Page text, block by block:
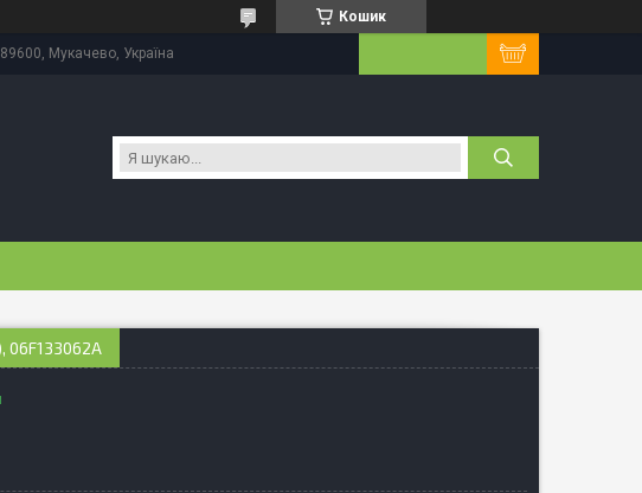
Кошик
Мукачево, Україна
06F133062A